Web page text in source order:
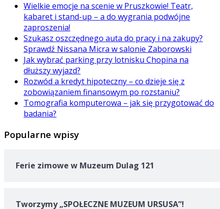
Wielkie emocje na scenie w Pruszkowie! Teatr,
kabaret i stand-up – a do wygrania podwójne
zaproszenia!
Szukasz oszczędnego auta do pracy i na zakupy?
Sprawdź Nissana Micra w salonie Zaborowski
Jak wybrać parking przy lotnisku Chopina na
dłuższy wyjazd?
Rozwód a kredyt hipoteczny – co dzieje się z
zobowiązaniem finansowym po rozstaniu?
Tomografia komputerowa – jak się przygotować do
badania?
Popularne wpisy
Ferie zimowe w Muzeum Dulag 121
Tworzymy „SPOŁECZNE MUZEUM URSUSA”!